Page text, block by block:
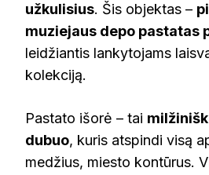
užkulisius. Šis objektas –
muziejaus depo pastatas
leidžiantis lankytojams
kolekciją.
Pastato išorė – tai
dubuo, kuris atspindi visą
medžius, miesto kontūrus.